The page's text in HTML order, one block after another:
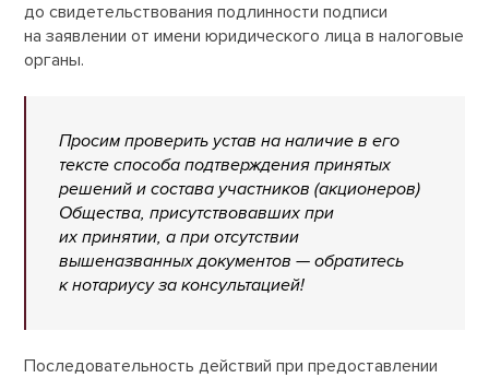
до свидетельствования подлинности подписи
на заявлении от имени юридического лица в налоговые
органы.
Просим проверить устав на наличие в его
тексте способа подтверждения принятых
решений и состава участников (акционеров)
Общества, присутствовавших при
их принятии, а при отсутствии
вышеназванных документов — обратитесь
к нотариусу за консультацией!
Последовательность действий при предоставлении